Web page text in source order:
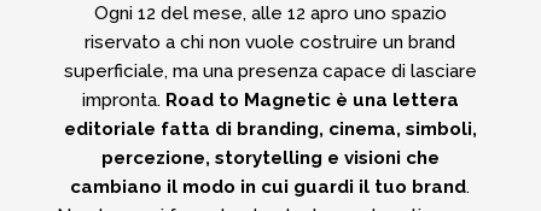
Ogni 12 del mese, alle 12 apro uno spazio
riservato a chi non vuole costruire un brand
superficiale, ma una presenza capace di lasciare
impronta. Road to Magnetic è una lettera
editoriale fatta di branding, cinema, simboli,
percezione, storytelling e visioni che
cambiano il modo in cui guardi il tuo brand.